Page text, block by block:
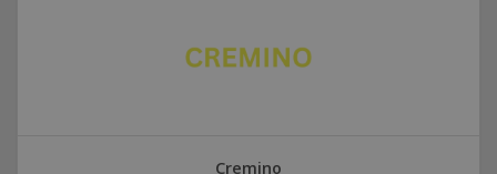
Cremino